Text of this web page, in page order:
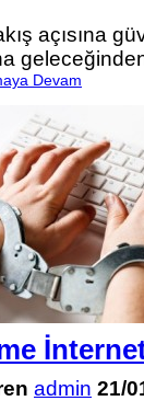
açısına
Devam
admin 21/